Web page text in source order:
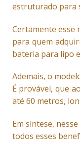
estruturado para
Certamente esse
para quem
bateria para lipo
Ademais, o
É provável, que
até 60 metros,
Em síntese,
todos esses